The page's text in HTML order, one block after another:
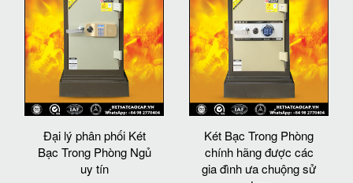
Đại lý phân phối Két
Bạc Trong Phòng Ngủ
uy tín
Két Bạc Trong Phòng
chính hãng được các
gia đình ưa chuộng sử